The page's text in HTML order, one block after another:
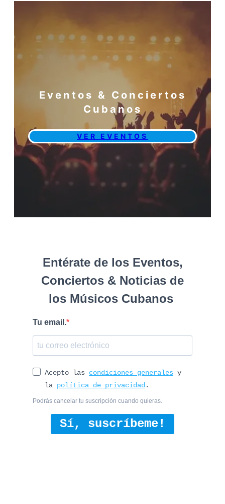
Eventos & Conciertos
Cubanos
VER EVENTOS
Entérate de los Eventos,
Conciertos & Noticias de
los Músicos Cubanos
Tu email.
Acepto las condiciones generales y
la política de privacidad .
Podrás cancelar tu suscripción cuando quieras.
Sí, suscríbeme!